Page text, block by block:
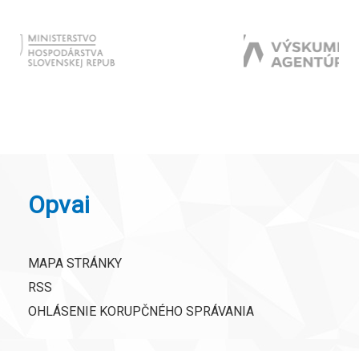
Opvai
MAPA STRÁNKY
RSS
OHLÁSENIE KORUPČNÉHO SPRÁVANIA